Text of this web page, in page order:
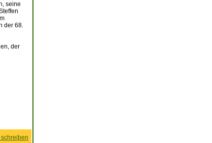
seine
der 68.
der